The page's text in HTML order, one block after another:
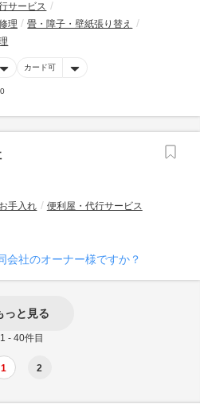
サービス
理
畳・障子・壁紙張り替え
カード可
手入れ 便利屋・代行サービス
会社のオーナー様ですか？
っと見る
1 - 40件目
1 2